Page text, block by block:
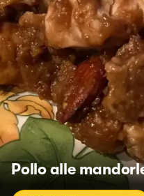
Pollo alle